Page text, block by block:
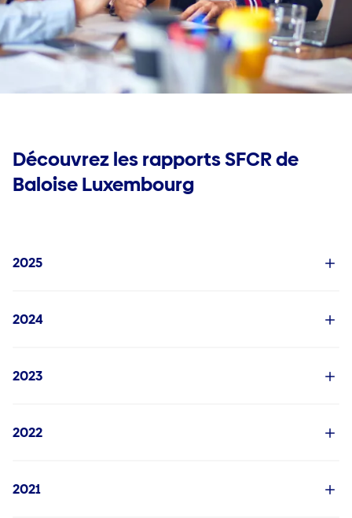
Emploi
Déclarer un sinistre
FAQ
Mes documents utiles
Jobs
Découvrez les rapports SFCR de
Baloise Luxembourg
2025
2024
2023
2022
2021